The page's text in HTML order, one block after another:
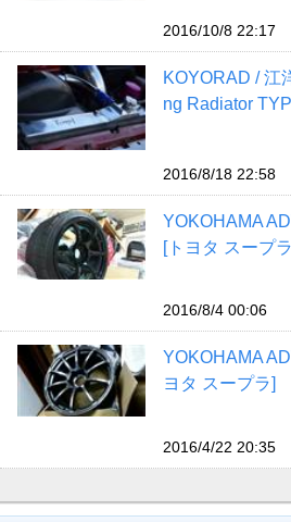
2016/10/8 22:17
KOYORAD / 江
ng Radiator
2016/8/18 22:58
YOKOHAMA
[トヨタ スープ
2016/8/4 00:06
YOKOHAMA
ヨタ スープラ]
2016/4/22 20:35